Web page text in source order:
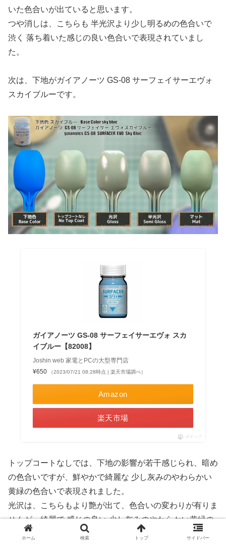
いた色合いが出ていると思います。
つや消しは、こちらも 半光沢より少し明るめの色合いで
渋く 落ち着いた感じの良い色合いで表現されていまし
た。
次は、下地がガイアノーツ GS-08 サーフェイサーエヴォ
スカイブルーです。
ガイアノーツ GS-08 サーフェイサーエヴォ スカ
イブルー【82008】
Joshin web 家電とPCの大型専門店
¥650
（2023/07/21 08:28時点 | 楽天市場調べ）
Amazon
楽天市場
ポチップ
トップコートなしでは、下地の影響が若干感じられ、暗め
の色合いですが、鮮やかで綺麗な 少し灰みのやわらかい
黄緑の色合いで表現されました。
光沢は、こちらもより艶が出て、色合いの変わりが有りま
せんが、綺麗で 感じの良い 少し灰みのやわらかい黄緑の
色合いで仕上がりました。
ホーム 検索 トップ サイドバー